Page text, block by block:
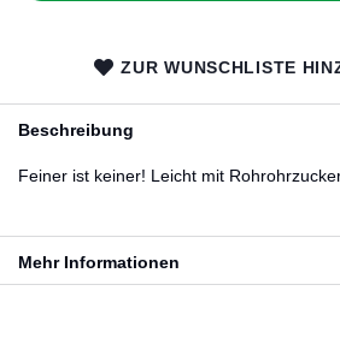
ZUR WUNSCHLISTE
Beschreibung
Feiner ist keiner! Leicht mit
Mehr Informationen